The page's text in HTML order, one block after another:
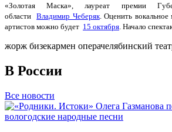
«Золотая Маска», лауреат премии
областиВладимир Чеберяк. Оценить вокальное
артистов можно будет 15 октября . Начало
жорж бизекармен операчелябинский
В России
Все новости